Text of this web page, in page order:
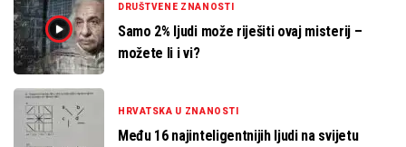
DRUŠTVENE ZNANOSTI
Samo 2% ljudi može riješiti ovaj misterij –
možete li i vi?
HRVATSKA U ZNANOSTI
Među 16 najinteligentnijih ljudi na svijetu